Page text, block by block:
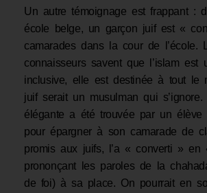
Un autre témoignage est frappant :
école belge, un garçon juif est «
camarades dans la cour de l’école.
connaisseurs savent que l’islam est
inclusive, elle est destinée à tout le
juif serait un musulman qui
élégante a été trouvée par un élève
pour épargner à son camarade de
promis aux juifs, l’a « converti » en
prononçant les paroles de la
de foi) à sa place. On pourrait en